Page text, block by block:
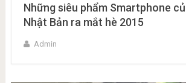
Những siêu phẩm Smartphone
Nhật Bản ra mắt hè 2015
Admin